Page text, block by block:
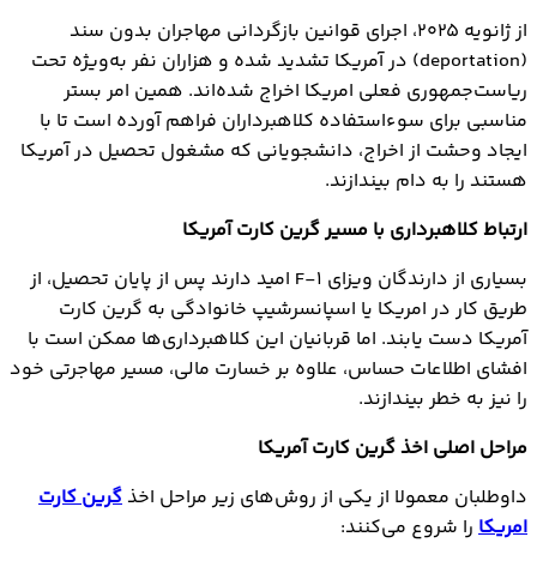
از ژانویه ۲۰۲۵، اجرای قوانین بازگردانی مهاجران بدون سند
(deportation) در آمریکا تشدید شده و هزاران نفر به‌ویژه تحت
ریاست‌جمهوری فعلی امریکا اخراج شده‌اند. همین امر بستر
مناسبی برای سوءاستفاده کلاهبرداران فراهم آورده است تا با
ایجاد وحشت از اخراج، دانشجویانی که مشغول تحصیل در آمریکا
هستند را به دام بیندازند.
ارتباط کلاهبرداری با مسیر گرین کارت آمریکا
بسیاری از دارندگان ویزای F-1 امید دارند پس از پایان تحصیل، از
طریق کار در امریکا یا اسپانسرشیپ خانوادگی به گرین کارت
آمریکا دست یابند. اما قربانیان این کلاهبرداری‌ها ممکن است با
افشای اطلاعات حساس، علاوه بر خسارت مالی، مسیر مهاجرتی خود
را نیز به خطر بیندازند.
مراحل اصلی اخذ گرین کارت آمریکا
داوطلبان معمولا از یکی از روش‌های زیر مراحل اخذگرین کارت
امریکا را شروع می‌کنند: